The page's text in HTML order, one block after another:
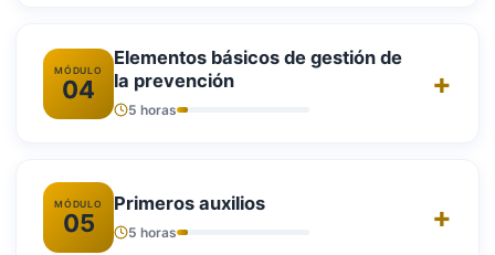
MÓDULO
04
Elementos básicos de gestión de
la prevención
5 horas
MÓDULO
05
Primeros auxilios
5 horas